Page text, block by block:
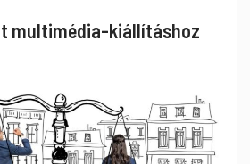
multimédia-kiállításhoz